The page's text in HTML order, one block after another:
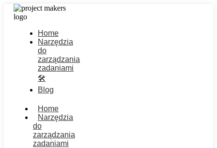
Home
Narzędzia
do
zarządzania
zadaniami
🛠️
Blog
Home
Narzędzia
do
zarządzania
zadaniami